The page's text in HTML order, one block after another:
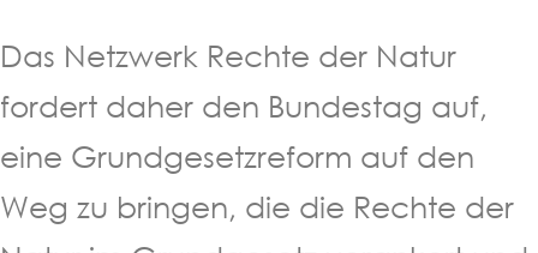
Das Netzwerk Rechte der Natur
fordert daher den Bundestag auf,
eine Grundgesetzreform auf den
Weg zu bringen, die die Rechte der